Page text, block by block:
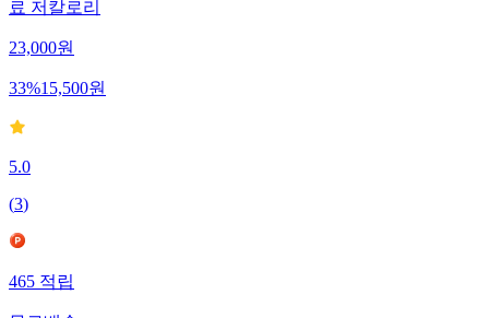
료 저칼로리
23,000원
33%15,500원
5.0
(3)
465적립